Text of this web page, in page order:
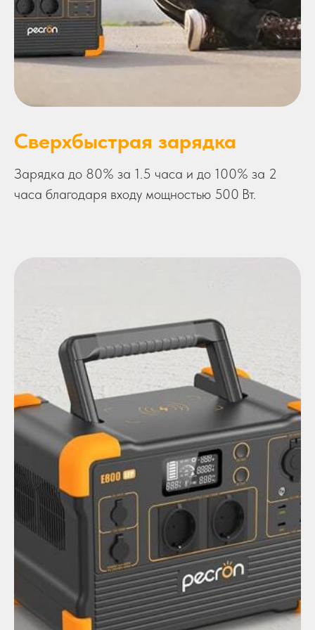
Сверхбыстрая зарядка
Зарядка до 80% за 1.5 часа и до 100% за 2
часа благодаря входу мощностью 500 Вт.